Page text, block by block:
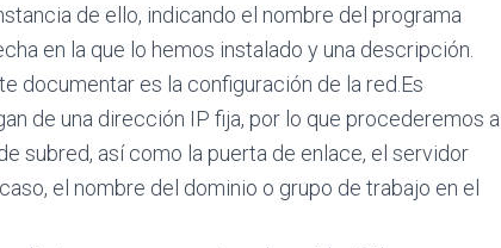
de ello, indicando el nombre del programa
en la que lo hemos instalado y una descripción.
documentar es la configuración de la red.Es
de una dirección IP fija, por lo que procederemos a
subred, así como la puerta de enlace, el servidor
el nombre del dominio o grupo de trabajo en el